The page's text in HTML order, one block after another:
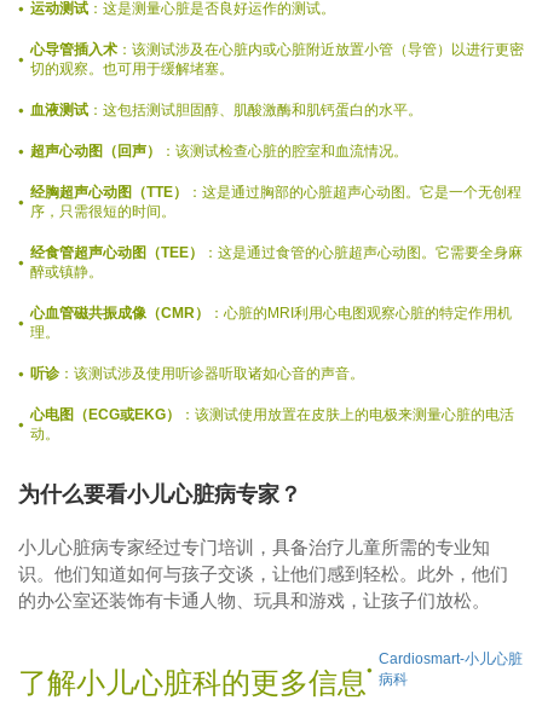
运动测试 ：这是测量心脏是否良好运作的测试。
心导管插入术 ：该测试涉及在心脏内或心脏附近放置小管（导管）以进行更密
切的观察。也可用于缓解堵塞。
血液测试 ：这包括测试胆固醇、肌酸激酶和肌钙蛋白的水平。
超声心动图（回声） ：该测试检查心脏的腔室和血流情况。
经胸超声心动图（TTE）
：这是通过胸部的心脏超声心动图。它是一个无创程
序，只需很短的时间。
经食管超声心动图（TEE）
：这是通过食管的心脏超声心动图。它需要全身麻
醉或镇静。
心血管磁共振成像（CMR）
：心脏的MRI利用心电图观察心脏的特定作用机
理。
听诊 ：该测试涉及使用听诊器听取诸如心音的声音。
心电图（ECG或EKG）
：该测试使用放置在皮肤上的电极来测量心脏的电活
动。
为什么要看小儿心脏病专家？
小儿心脏病专家经过专门培训，具备治疗儿童所需的专业知
识。他们知道如何与孩子交谈，让他们感到轻松。此外，他们
的办公室还装饰有卡通人物、玩具和游戏，让孩子们放松。
了解小儿心脏科的更多信息
Cardiosmart-小儿心脏
病科